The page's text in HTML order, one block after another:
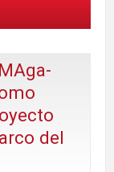
del